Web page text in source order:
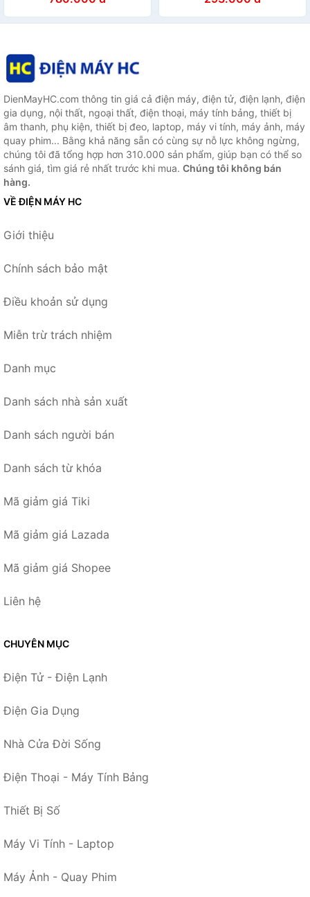
DienMayHC.com thông tin giá cả điện máy, điện tử, điện lạnh, điện
gia dụng, nội thất, ngoại thất, điện thoại, máy tính bảng, thiết bị
âm thanh, phụ kiện, thiết bị đeo, laptop, máy vi tính, máy ảnh, máy
quay phim... Bằng khả năng sẵn có cùng sự nỗ lực không ngừng,
chúng tôi đã tổng hợp hơn 310.000 sản phẩm, giúp bạn có thể so
sánh giá, tìm giá rẻ nhất trước khi mua. Chúng tôi không bán
hàng.
VỀ ĐIỆN MÁY HC
Giới thiệu
Chính sách bảo mật
Điều khoản sử dụng
Miễn trừ trách nhiệm
Danh mục
Danh sách nhà sản xuất
Danh sách người bán
Danh sách từ khóa
Mã giảm giá Tiki
Mã giảm giá Lazada
Mã giảm giá Shopee
Liên hệ
CHUYÊN MỤC
Điện Tử - Điện Lạnh
Điện Gia Dụng
Nhà Cửa Đời Sống
Điện Thoại - Máy Tính Bảng
Thiết Bị Số
Máy Vi Tính - Laptop
Máy Ảnh - Quay Phim